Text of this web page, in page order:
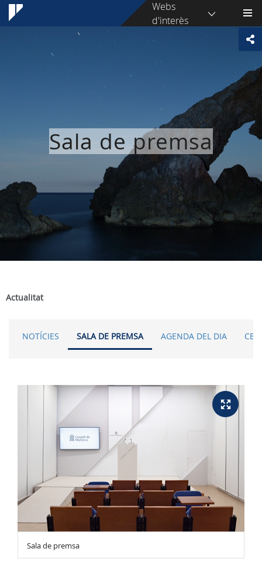
Webs
d'interès
Sala de premsa
Actualitat
NOTÍCIES SALA DE PREMSA AGENDA DEL DIA
Sala de premsa